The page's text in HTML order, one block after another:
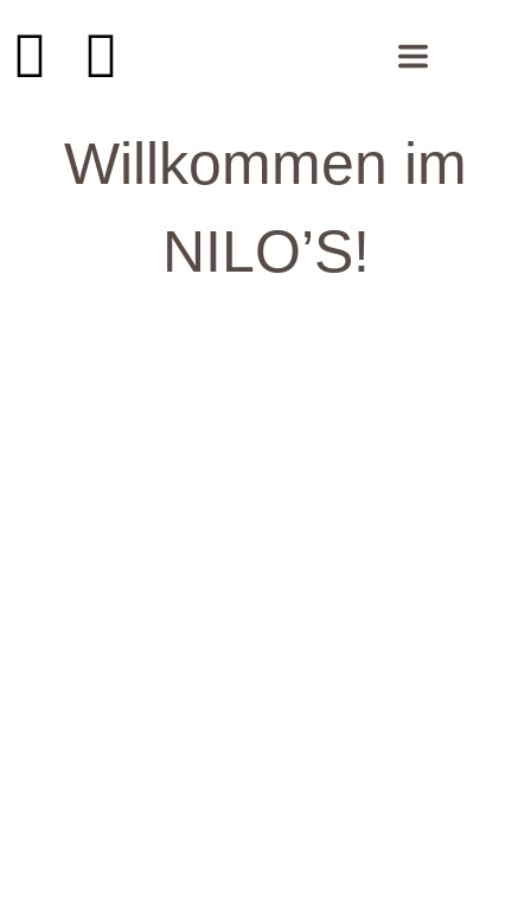
Willkommen im
NILO’S!